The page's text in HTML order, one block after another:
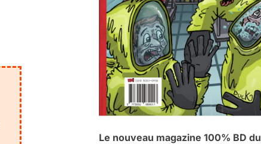
Le nouveau magazine 100% BD du